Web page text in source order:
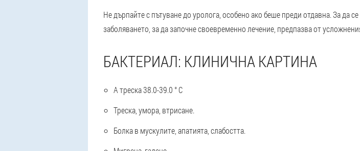
Не дърпайте с пътуване до уролога, особено ако беше преди отдавна. За да
заболяването, за да започне своевременно лечение, предпазва от
БАКТЕРИАЛ: КЛИНИЧНА КАРТИНА
А треска 38.0-39.0 ° С
Треска, умора, втрисане.
Болка в мускулите, апатията, слабостта.